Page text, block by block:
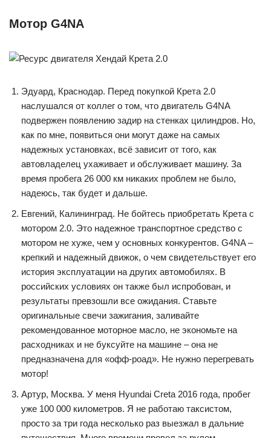
Мотор G4NA
Эдуард, Краснодар. Перед покупкой Крета 2.0
наслушался от коллег о том, что двигатель G4NA
подвержен появлению задир на стенках цилиндров. Но,
как по мне, появиться они могут даже на самых
надежных установках, всё зависит от того, как
автовладелец ухаживает и обслуживает машину. За
время пробега 26 000 км никаких проблем не было,
надеюсь, так будет и дальше.
Евгений, Калининград. Не бойтесь приобретать Крета с
мотором 2.0. Это надежное транспортное средство с
мотором не хуже, чем у основных конкурентов. G4NA –
крепкий и надежный движок, о чем свидетельствует его
история эксплуатации на других автомобилях. В
российских условиях он также был испробован, и
результаты превзошли все ожидания. Ставьте
оригинальные свечи зажигания, заливайте
рекомендованное моторное масло, не экономьте на
расходниках и не буксуйте на машине – она не
предназначена для «офф-роад». Не нужно перегревать
мотор!
Артур, Москва. У меня Hyundai Creta 2016 года, пробег
уже 100 000 километров. Я не работаю таксистом,
просто за три года несколько раз выезжал в дальние